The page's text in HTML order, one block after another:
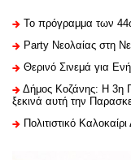
Το πρόγραμμα των
Party Νεολαίας στη
Θερινό Σινεμά για
Δήμος Κοζάνης: Η 3η
ξεκινά αυτή την
Πολιτιστικό